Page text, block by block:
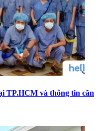
TP.HCM và thông tin cần